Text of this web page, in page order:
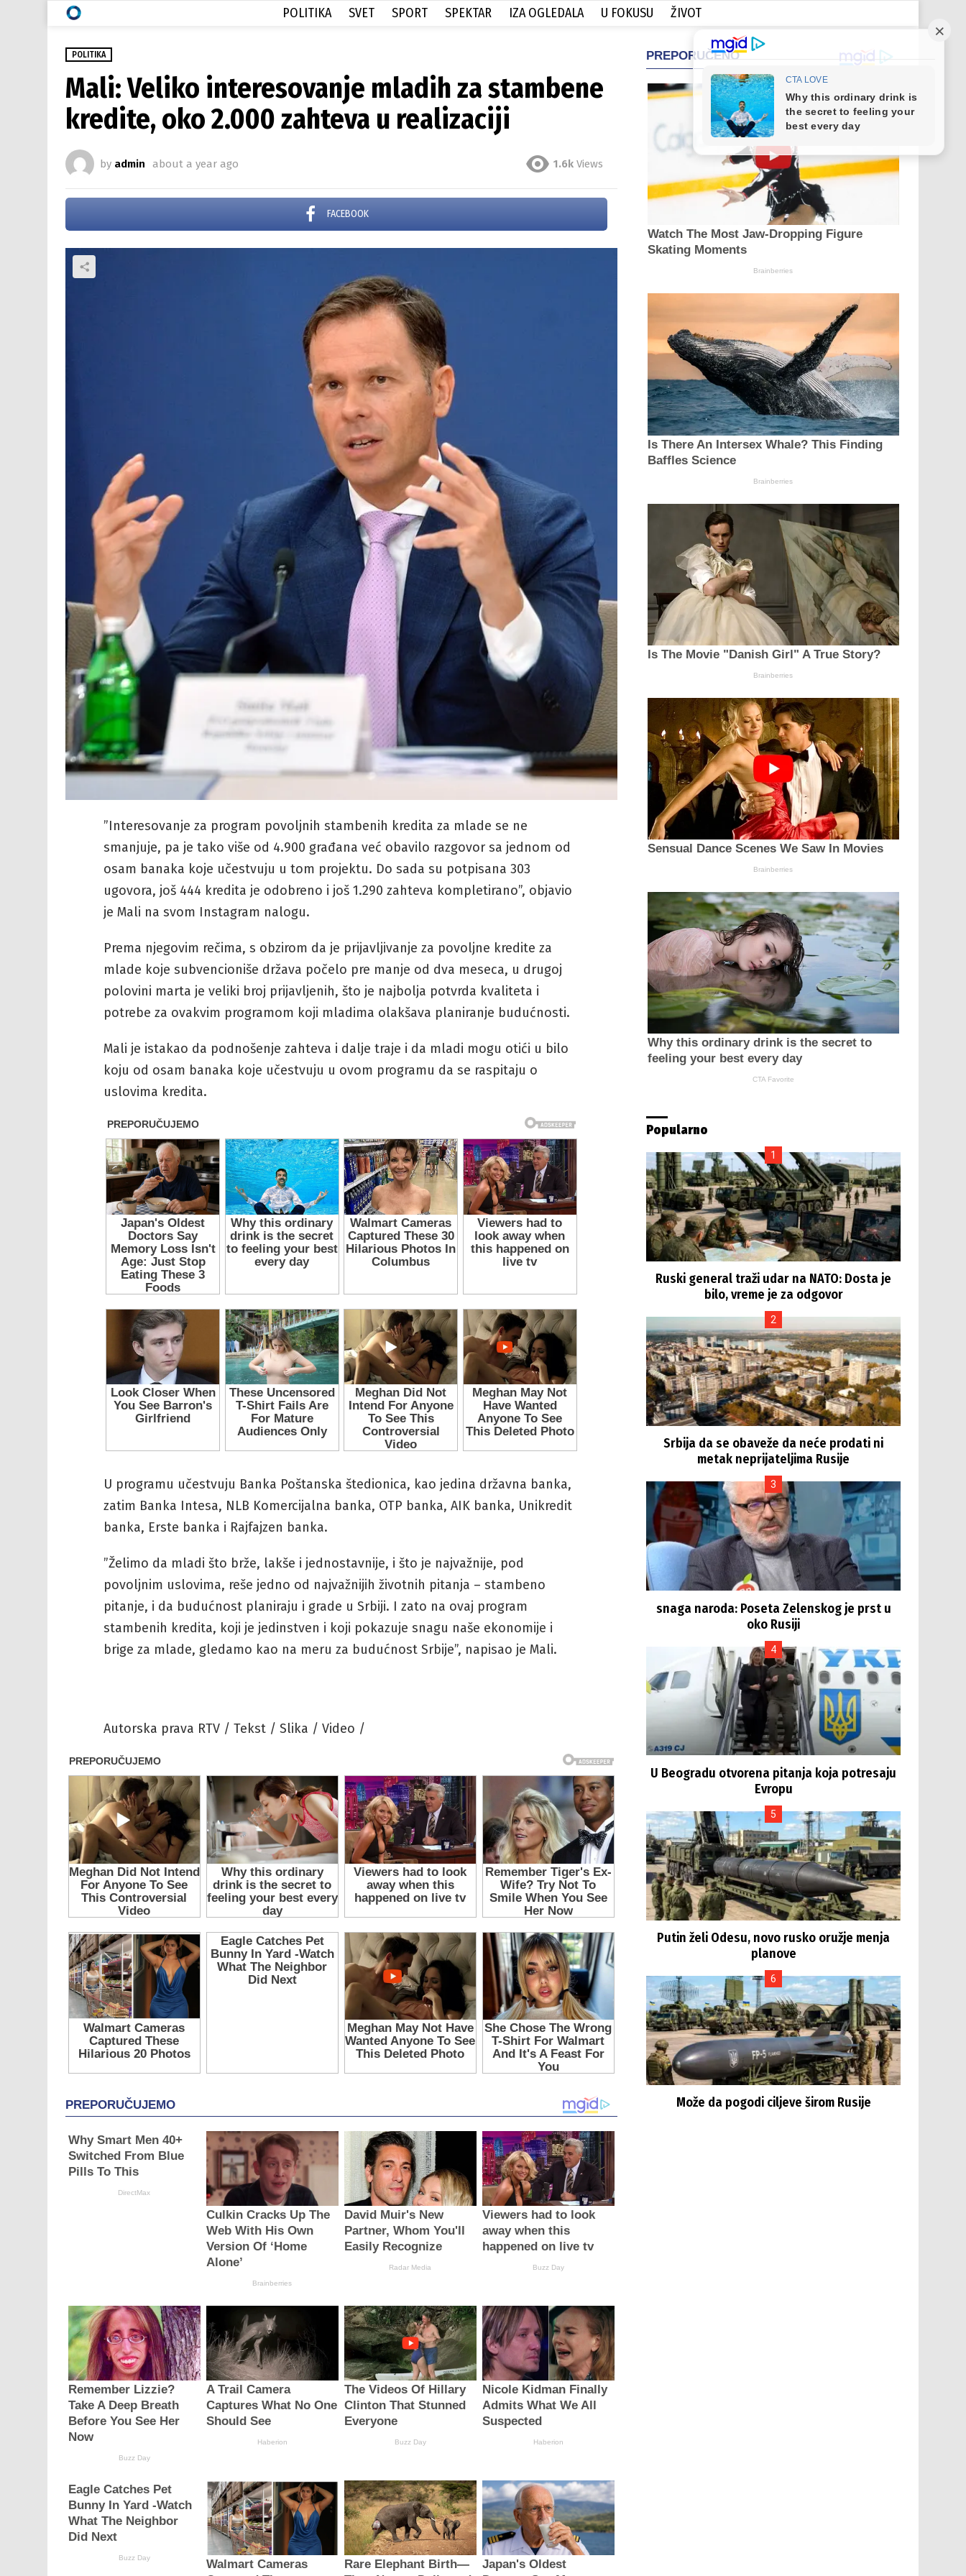
POLITIKA SVET SPORT SPEKTAR IZA OGLEDALA U FOKUSU ŽIVOT
POLITIKA
Mali: Veliko interesovanje mladih za stambene
kredite, oko 2.000 zahteva u realizaciji
by admin about a year ago 1.6k Views
FACEBOOK
”Interesovanje za program povoljnih stambenih kredita za mlade se ne
smanjuje, pa je tako više od 4.900 građana već obavilo razgovor sa jednom od
osam banaka koje učestvuju u tom projektu. Do sada su potpisana 303
ugovora, još 444 kredita je odobreno i još 1.290 zahteva kompletirano”, objavio
je Mali na svom Instagram nalogu.
Prema njegovim rečima, s obzirom da je prijavljivanje za povoljne kredite za
mlade koje subvencioniše država počelo pre manje od dva meseca, u drugoj
polovini marta je veliki broj prijavljenih, što je najbolja potvrda kvaliteta i
potrebe za ovakvim programom koji mladima olakšava planiranje budućnosti.
Mali je istakao da podnošenje zahteva i dalje traje i da mladi mogu otići u bilo
koju od osam banaka koje učestvuju u ovom programu da se raspitaju o
uslovima kredita.
U programu učestvuju Banka Poštanska štedionica, kao jedina državna banka,
zatim Banka Intesa, NLB Komercijalna banka, OTP banka, AIK banka, Unikredit
banka, Erste banka i Rajfajzen banka.
”Želimo da mladi što brže, lakše i jednostavnije, i što je najvažnije, pod
povoljnim uslovima, reše jedno od najvažnijih životnih pitanja – stambeno
pitanje, i da budućnost planiraju i grade u Srbiji. I zato na ovaj program
stambenih kredita, koji je jedinstven i koji pokazuje snagu naše ekonomije i
brige za mlade, gledamo kao na meru za budućnost Srbije”, napisao je Mali.
Autorska prava RTV / Tekst / Slika / Video /
Popularno
Ruski general traži udar na NATO: Dosta je
bilo, vreme je za odgovor
Srbija da se obaveže da neće prodati ni
metak neprijateljima Rusije
snaga naroda: Poseta Zelenskog je prst u
oko Rusiji
U Beogradu otvorena pitanja koja potresaju
Evropu
Putin želi Odesu, novo rusko oružje menja
planove
Može da pogodi ciljeve širom Rusije